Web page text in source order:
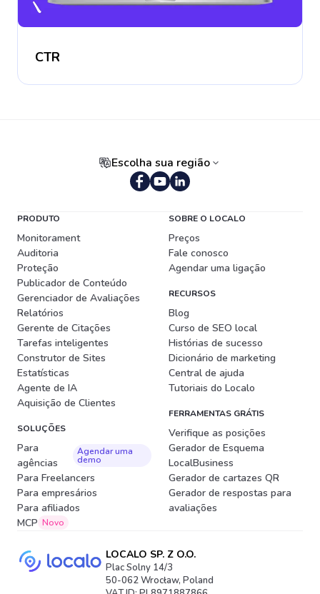
CTR
Escolha sua região
PRODUTO
Monitorament
Auditoria
Proteção
Publicador de Conteúdo
Gerenciador de Avaliações
Relatórios
Gerente de Citações
Tarefas inteligentes
Construtor de Sites
Estatísticas
Agente de IA
Aquisição de Clientes
SOLUÇÕES
Para
agências
Agendar uma
demo
Para Freelancers
Para empresários
Para afiliados
MCP Novo
SOBRE O LOCALO
Preços
Fale conosco
Agendar uma ligação
RECURSOS
Blog
Curso de SEO local
Histórias de sucesso
Dicionário de marketing
Central de ajuda
Tutoriais do Localo
FERRAMENTAS GRÁTIS
Verifique as posições
Gerador de Esquema
LocalBusiness
Gerador de cartazes QR
Gerador de respostas para
avaliações
LOCALO SP. Z O.O.
Plac Solny 14/3
50-062 Wrocław, Poland